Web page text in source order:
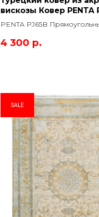
вискозы Ковер PENTA
Прямоугольный
PENTA PJ65B
4 300 р.
SALE